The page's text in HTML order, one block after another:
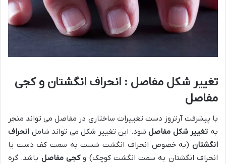
تغییر شکل مفاصل : انحراف انگشتان و کجی
مفاصل
با پیشرفت آرتروز دست تغییرات ساختاری در مفاصل می تواند منجر
به تغییر شکل مفاصلشود. این تغییر شکل می تواند شامل انحراف
انگشتان (به خصوص انحراف انگشت شست به سمت کف دست یا
انحراف انگشتان به سمت انگشت کوچک) وکجی مفاصل باشد. گره